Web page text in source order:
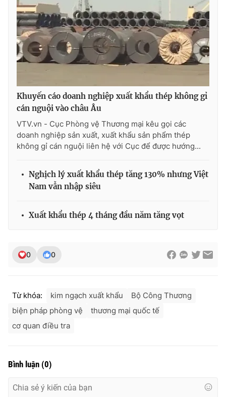
Ðiện thoại Thời báo VTV:024.66 897 897
Email:toasoan@vtv.vn
Liên hệ quảng cáo:024-7300.7108
® Cấm sao chép dưới mọi hình thức nếu không có sự chấp
thuận bằng văn bản. Ghi rõ nguồn VTV.vn khi phát hành lại
Khuyến cáo doanh nghiệp xuất khẩu thép không gỉ
cán nguội vào châu Âu
VTV.vn - Cục Phòng vệ Thương mại kêu gọi các
doanh nghiệp sản xuất, xuất khẩu sản phẩm thép
không gỉ cán nguội liên hệ với Cục để được hướng...
Nghịch lý xuất khẩu thép tăng 130% nhưng Việt
Nam vẫn nhập siêu
Xuất khẩu thép 4 tháng đầu năm tăng vọt
0 0
Từ khóa: kim ngạch xuất khẩu
Bộ Công Thương
biện pháp phòng vệ
thương mại quốc tế
cơ quan điều tra
Bình luận (0)